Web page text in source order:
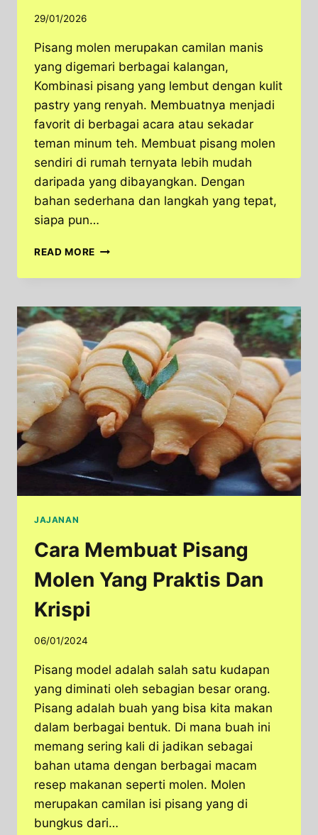
29/01/2026
Pisang molen merupakan camilan manis
yang digemari berbagai kalangan,
Kombinasi pisang yang lembut dengan kulit
pastry yang renyah. Membuatnya menjadi
favorit di berbagai acara atau sekadar
teman minum teh. Membuat pisang molen
sendiri di rumah ternyata lebih mudah
daripada yang dibayangkan. Dengan
bahan sederhana dan langkah yang tepat,
siapa pun…
READ MORE RAHASIA
MEMBUAT
MOLEN
YANG
RENYAH
DAN
MANIS
JAJANAN
Cara Membuat Pisang
Molen Yang Praktis Dan
Krispi
06/01/2024
Pisang model adalah salah satu kudapan
yang diminati oleh sebagian besar orang.
Pisang adalah buah yang bisa kita makan
dalam berbagai bentuk. Di mana buah ini
memang sering kali di jadikan sebagai
bahan utama dengan berbagai macam
resep makanan seperti molen. Molen
merupakan camilan isi pisang yang di
bungkus dari…